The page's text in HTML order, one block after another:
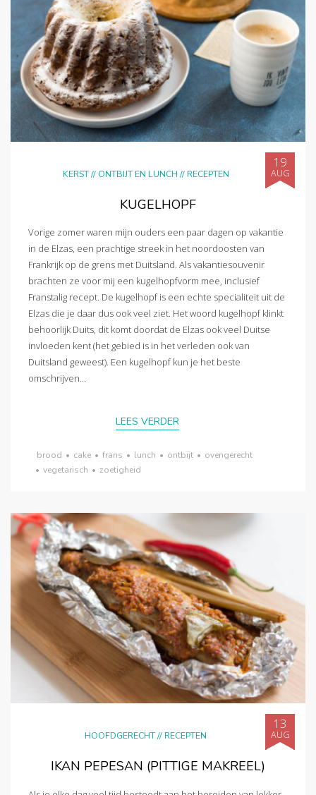
KERST// ONTBIJT EN LUNCH //RECEPTEN
19
AUG
KUGELHOPF
Vorige zomer waren mijn ouders een paar dagen op vakantie
in de Elzas, een prachtige streek in het noordoosten van
Frankrijk op de grens met Duitsland. Als vakantiesouvenir
brachten ze voor mij een kugelhopfvorm mee, inclusief
Franstalig recept. De kugelhopf is een echte specialiteit uit de
Elzas die je daar dus ook veel ziet. Het woord kugelhopf klinkt
behoorlijk Duits, dit komt doordat de Elzas ook veel Duitse
invloeden kent (het gebied is in het verleden ook van
Duitsland geweest). Een kugelhopf kun je het beste
omschrijven...
LEES VERDER
brood • cake • frans • lunch • ontbijt • ovengerecht
• vegetarisch • zoetigheid
HOOFDGERECHT//RECEPTEN
13
AUG
IKAN PEPESAN (PITTIGE MAKREEL)